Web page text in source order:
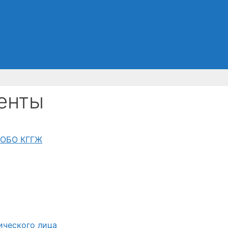
ОБО КГГЖ
лица